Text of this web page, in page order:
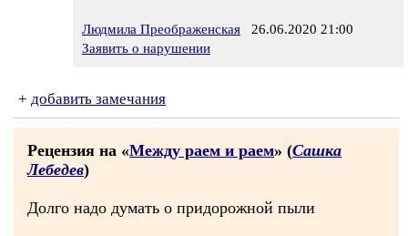
Людмила Преображенская 26.06.2020 21:00
Заявить о нарушении
+ добавить замечания
Рецензия на «Между раем и раем» (Сашка
Лебедев)
Долго надо думать о придорожной пыли